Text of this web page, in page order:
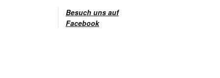
Besuch uns auf
Facebook